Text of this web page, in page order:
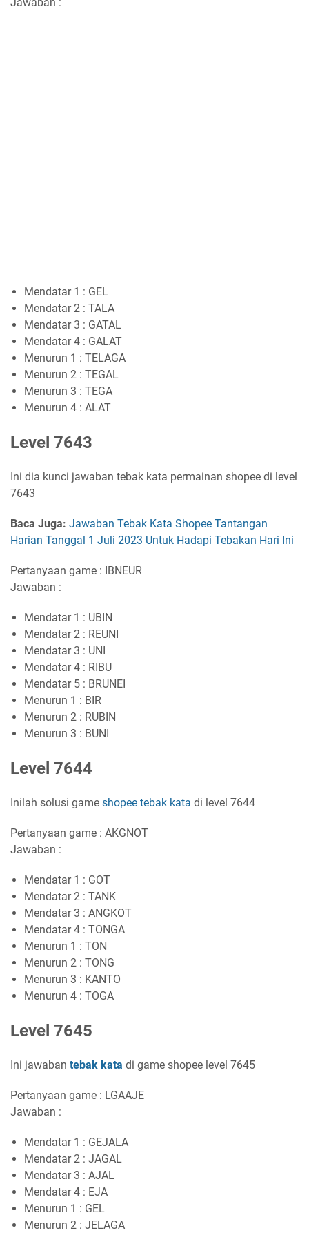
Mendatar 1 : GEL
Mendatar 2 : TALA
Mendatar 3 : GATAL
Mendatar 4 : GALAT
Menurun 1 : TELAGA
Menurun 2 : TEGAL
Menurun 3 : TEGA
Menurun 4 : ALAT
Level 7643
Ini dia kunci jawaban tebak kata permainan shopee di level
7643
Baca Juga: Jawaban Tebak Kata Shopee Tantangan
Harian Tanggal 1 Juli 2023 Untuk Hadapi Tebakan Hari Ini
Pertanyaan game : IBNEUR
Jawaban :
Mendatar 1 : UBIN
Mendatar 2 : REUNI
Mendatar 3 : UNI
Mendatar 4 : RIBU
Mendatar 5 : BRUNEI
Menurun 1 : BIR
Menurun 2 : RUBIN
Menurun 3 : BUNI
Level 7644
Inilah solusi game shopee tebak kata di level 7644
Pertanyaan game : AKGNOT
Jawaban :
Mendatar 1 : GOT
Mendatar 2 : TANK
Mendatar 3 : ANGKOT
Mendatar 4 : TONGA
Menurun 1 : TON
Menurun 2 : TONG
Menurun 3 : KANTO
Menurun 4 : TOGA
Level 7645
Ini jawaban tebak kata di game shopee level 7645
Pertanyaan game : LGAAJE
Jawaban :
Mendatar 1 : GEJALA
Mendatar 2 : JAGAL
Mendatar 3 : AJAL
Mendatar 4 : EJA
Menurun 1 : GEL
Menurun 2 : JELAGA